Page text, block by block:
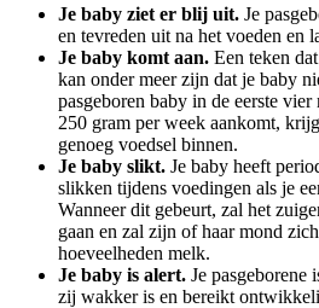
Je baby ziet er blij uit. Je
en tevreden uit na het voeden en
Je baby komt aan. Een teken
kan onder meer zijn dat je baby
pasgeboren baby in de eerste
250 gram per week aankomt,
genoeg voedsel binnen.
Je baby slikt. Je baby heeft
slikken tijdens voedingen als je
Wanneer dit gebeurt, zal het
gaan en zal zijn of haar mond
hoeveelheden melk.
Je baby is alert. Je
zij wakker is en bereikt